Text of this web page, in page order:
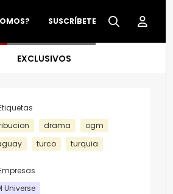
SUSCRÍBETE
EXCLUSIVOS
drama
ogm
turco turquia
Universe